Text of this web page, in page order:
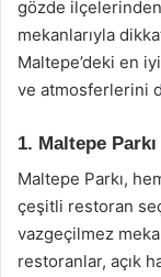
gözde
mekanlarıyla
Maltepe’deki en
ve atmosferlerini
1. Maltepe
Maltepe Parkı,
çeşitli restoran
vazgeçilmez
restoranlar, açık